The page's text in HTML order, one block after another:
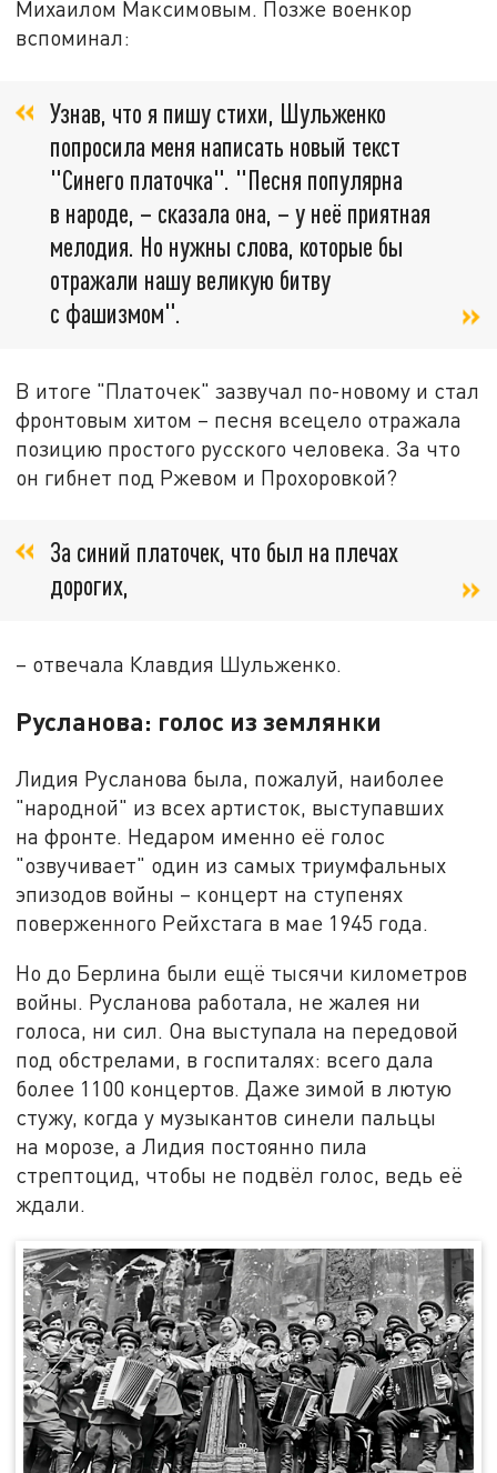
Михаилом Максимовым. Позже военкор
вспоминал:
Узнав, что я пишу стихи, Шульженко
попросила меня написать новый текст
"Синего платочка". "Песня популярна
в народе, – сказала она, – у неё приятная
мелодия. Но нужны слова, которые бы
отражали нашу великую битву
с фашизмом".
В итоге "Платочек" зазвучал по-новому и стал
фронтовым хитом – песня всецело отражала
позицию простого русского человека. За что
он гибнет под Ржевом и Прохоровкой?
За синий платочек, что был на плечах
дорогих,
– отвечала Клавдия Шульженко.
Русланова: голос из землянки
Лидия Русланова была, пожалуй, наиболее
"народной" из всех артисток, выступавших
на фронте. Недаром именно её голос
"озвучивает" один из самых триумфальных
эпизодов войны – концерт на ступенях
поверженного Рейхстага в мае 1945 года.
Но до Берлина были ещё тысячи километров
войны. Русланова работала, не жалея ни
голоса, ни сил. Она выступала на передовой
под обстрелами, в госпиталях: всего дала
более 1100 концертов. Даже зимой в лютую
стужу, когда у музыкантов синели пальцы
на морозе, а Лидия постоянно пила
стрептоцид, чтобы не подвёл голос, ведь её
ждали.